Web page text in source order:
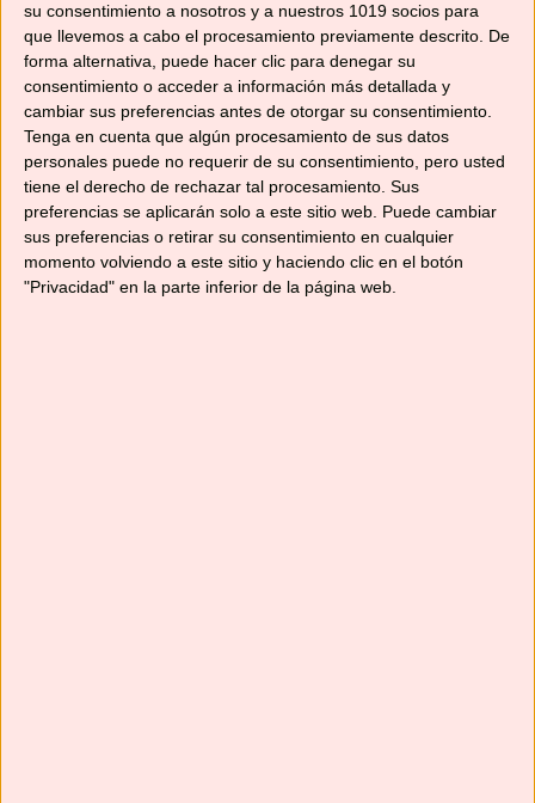
su consentimiento a nosotros y a nuestros 1019 socios para
que llevemos a cabo el procesamiento previamente descrito. De
forma alternativa, puede hacer clic para denegar su
consentimiento o acceder a información más detallada y
cambiar sus preferencias antes de otorgar su consentimiento.
Tenga en cuenta que algún procesamiento de sus datos
personales puede no requerir de su consentimiento, pero usted
tiene el derecho de rechazar tal procesamiento. Sus
preferencias se aplicarán solo a este sitio web. Puede cambiar
sus preferencias o retirar su consentimiento en cualquier
momento volviendo a este sitio y haciendo clic en el botón
"Privacidad" en la parte inferior de la página web.
YouTube